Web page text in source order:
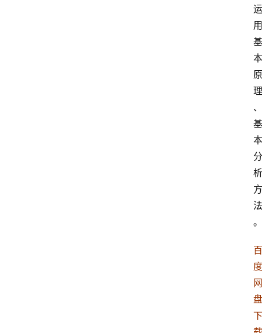
运
用
基
本
原
理
、
基
本
分
析
方
法
。
百
度
网
盘
下